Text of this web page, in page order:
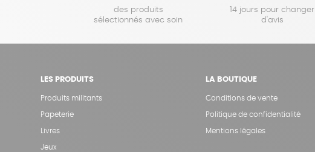
des produits
sélectionnés avec soin
14 jours pour changer
d'avis
LES PRODUITS
Produits militants
Papeterie
Livres
Jeux
LA BOUTIQUE
Conditions de vente
Politique de confidentialité
Mentions légales